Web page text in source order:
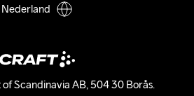
Scandinavia AB, 504 30 Borås.
Nederland